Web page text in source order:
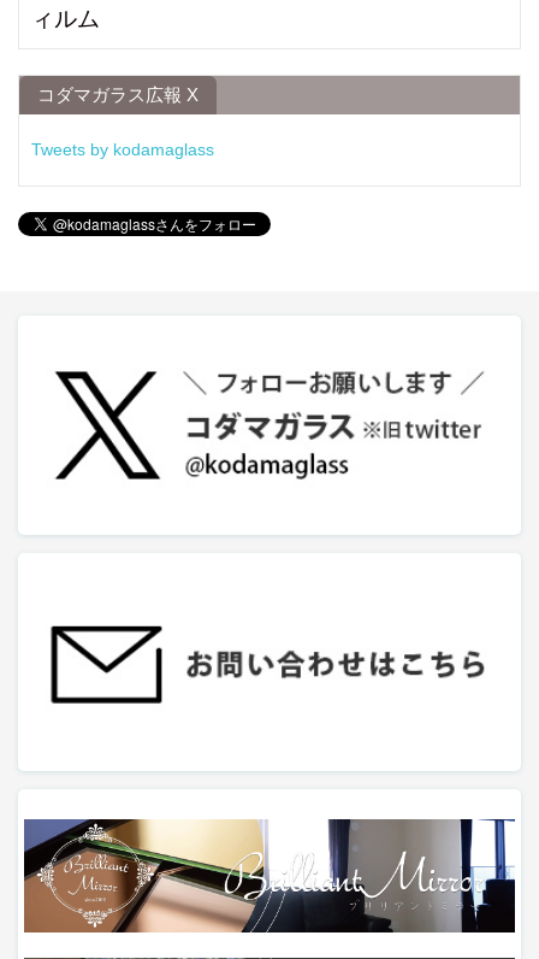
ィルム
コダマガラス広報 X
Tweets by kodamaglass